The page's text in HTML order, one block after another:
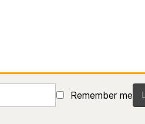
Remember me